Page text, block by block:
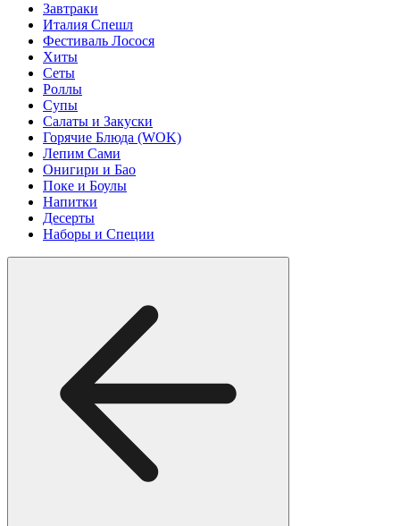
Завтраки
Италия Спешл
Фестиваль Лосося
Хиты
Сеты
Роллы
Супы
Салаты и Закуски
Горячие Блюда (WOK)
Лепим Сами
Онигири и Бао
Поке и Боулы
Напитки
Десерты
Наборы и Специи